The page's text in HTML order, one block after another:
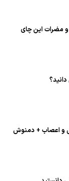
+ 0 تا 100 خواص و مضرات این چای
و اعصاب + دمنوش